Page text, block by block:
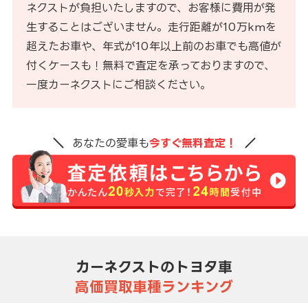
ネクストが負担いたしますので、お客様に費用が発
生することはございません。走行距離が10万kmを
超えたお車や、年式が10年以上前のお車でも高値が
付くケースも！無料で査定を承っておりますので、
一度カーネクストにご相談ください。
あなたの愛車も今すぐ無料査定！
カーネクストのトヨタ車
高価買取車種ランキング